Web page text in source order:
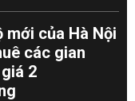
mới của Hà Nội
các gian
2